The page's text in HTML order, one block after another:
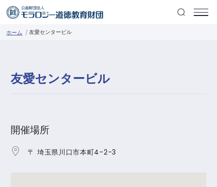
ホーム 友愛センタービル
友愛センタービル
開催場所
〒 埼玉県川口市本町4-2-3